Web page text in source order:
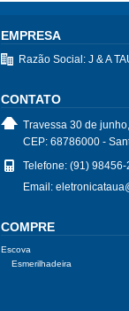
EMPRESA
Razão Social: J & A
CONTATO
Travessa 30 de
CEP: 68786000 -
Telefone: (91) 98456-
Email:
COMPRE
Escova
Esmerilhadeira